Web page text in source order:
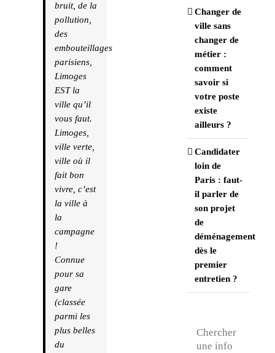
bruit, de la
pollution,
des
embouteillages
parisiens,
Limoges
EST la
ville qu’il
vous faut.
Limoges,
ville verte,
ville où il
fait bon
vivre, c’est
la ville à
la
campagne
!
Connue
pour sa
gare
(classée
parmi les
plus belles
du
Changer de
ville sans
changer de
métier :
comment
savoir si
votre poste
existe
ailleurs ?
Candidater
loin de
Paris : faut-
il parler de
son projet
de
déménagement
dès le
premier
entretien ?
Chercher
une info